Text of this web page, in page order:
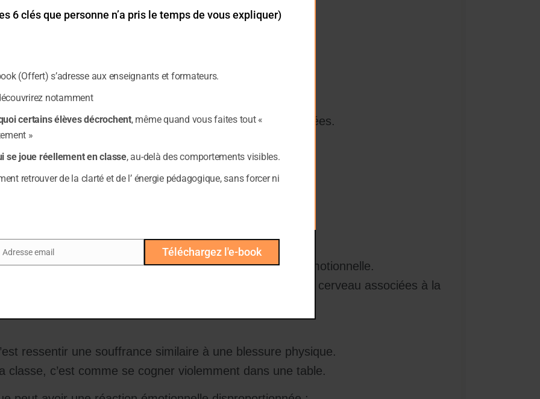
comme recevoir un coup.
qu’un compliment.
plus qu’un devoir où il a bien réussi.
ou d’un parent peut rester gravée pendant des années.
alarme.
le cerveau ne l’enregistre pas autant.
mêmes circuits que la douleur physique
entre une blessure physique et une blessure émotionnelle.
l’insula et le cortex cingulaire antérieur, deux zones du cerveau associées à la
d’une humiliation, d’un rejet ou d’un échec. [2] et [3]
ressentir une souffrance similaire à une blessure physique.
classe, c’est comme se cogner violemment dans une table.
6 clés que personne n’a pris le temps de vous expliquer)
(Offert) s’adresse aux enseignants et formateurs.
notamment
certains élèves décrochent, même quand vous faites tout «
»
se joue réellement en classe, au-delà des comportements visibles.
retrouver de la clarté et de l’ énergie pédagogique, sans forcer ni
Adresse email Téléchargez l'e-book